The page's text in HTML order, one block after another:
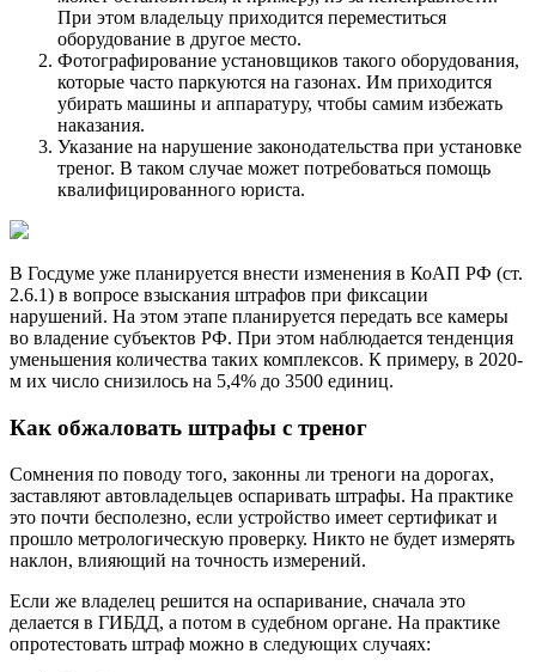
При этом владельцу приходится переместиться
оборудование в другое место.
Фотографирование установщиков такого оборудования,
которые часто паркуются на газонах. Им приходится
убирать машины и аппаратуру, чтобы самим избежать
наказания.
Указание на нарушение законодательства при установке
треног. В таком случае может потребоваться помощь
квалифицированного юриста.
В Госдуме уже планируется внести изменения в КоАП РФ (ст.
2.6.1) в вопросе взыскания штрафов при фиксации
нарушений. На этом этапе планируется передать все камеры
во владение субъектов РФ. При этом наблюдается тенденция
уменьшения количества таких комплексов. К примеру, в 2020-
м их число снизилось на 5,4% до 3500 единиц.
Как обжаловать штрафы с треног
Сомнения по поводу того, законны ли треноги на дорогах,
заставляют автовладельцев оспаривать штрафы. На практике
это почти бесполезно, если устройство имеет сертификат и
прошло метрологическую проверку. Никто не будет измерять
наклон, влияющий на точность измерений.
Если же владелец решится на оспаривание, сначала это
делается в ГИБДД, а потом в судебном органе. На практике
опротестовать штраф можно в следующих случаях: